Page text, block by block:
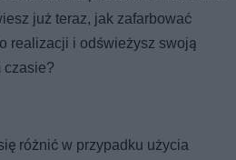
już teraz, jak zafarbować
realizacji i odświeżysz swoją
czasie?
różnić w przypadku użycia